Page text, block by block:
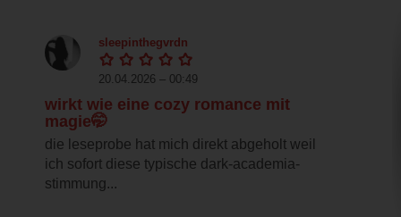
sleepinthegvrdn
20.04.2026 – 00:49
wirkt wie eine cozy romance mit
magie🤭
die leseprobe hat mich direkt abgeholt weil
ich sofort diese typische dark-academia-
stimmung...